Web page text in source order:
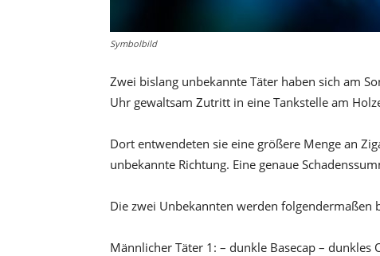
Symbolbild
Zwei bislang unbekannte Täter haben sich am
Uhr gewaltsam Zutritt in eine Tankstelle am
Dort entwendeten sie eine größere Menge an
unbekannte Richtung. Eine genaue
Die zwei Unbekannten werden folgendermaßen
Männlicher Täter 1: – dunkle Basecap –